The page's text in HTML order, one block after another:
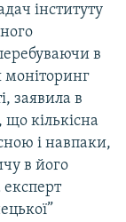
інституту
в
моніторинг
заявила в
що кількісна
і навпаки,
в його